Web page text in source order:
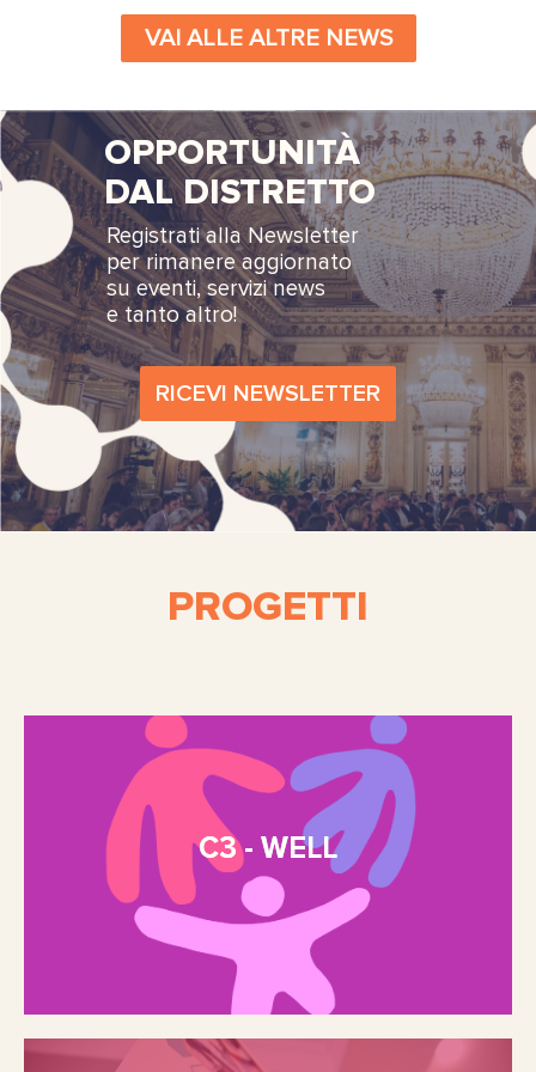
VAI ALLE ALTRE NEWS
OPPORTUNITÀ
DAL DISTRETTO
Registrati alla Newsletter
per rimanere aggiornato
su eventi, servizi news
e tanto altro!
RICEVI NEWSLETTER
PROGETTI
C3 - WELL
C3 - WELL
Where Culture, Care and Community
Shape Well-Being
Scopri di più